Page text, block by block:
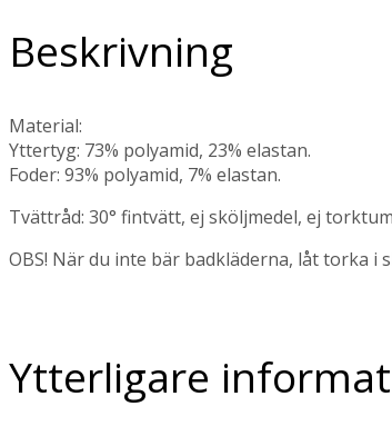
Beskrivning
Material:
Yttertyg: 73% polyamid, 23% elastan.
Foder: 93% polyamid, 7% elastan.
Tvättråd: 30° fintvätt, ej sköljmedel, ej
OBS! När du inte bär badkläderna, låt torka i
Ytterligare